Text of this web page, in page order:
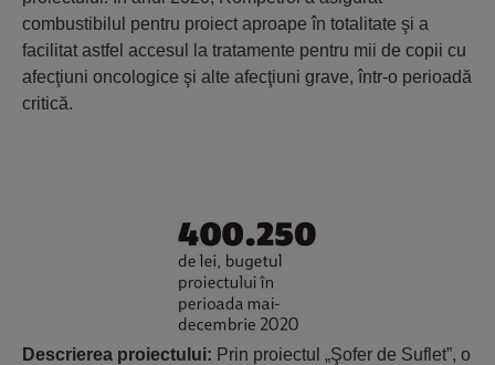
combustibilul pentru proiect aproape în totalitate şi a
facilitat astfel accesul la tratamente pentru mii de copii cu
afecţiuni oncologice şi alte afecţiuni grave, într-o perioadă
critică.
Descrierea proiectului: Prin proiectul „Şofer de Suflet”, o